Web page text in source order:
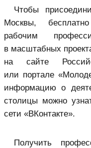
Чтобы
Москвы,
рабочим
в масштабных
на сайте
или портале
информацию о
столицы можно
сети «ВКонтакте».
Получить